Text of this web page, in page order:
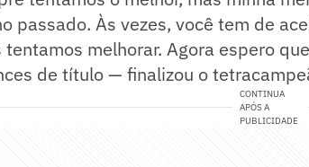
passado. Às vezes, você tem de
tentamos melhorar. Agora espero
de título — finalizou o
CONTINUA
APÓS A
PUBLICIDADE